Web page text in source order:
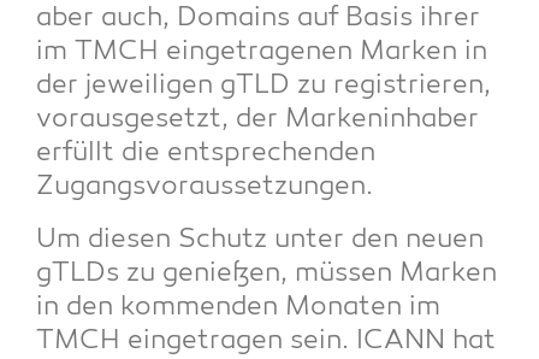
aber auch, Domains auf Basis ihrer
im TMCH ein­ge­tra­ge­nen Mar­ken in
der jewei­li­gen gTLD zu regis­trie­ren,
vor­aus­ge­setzt, der Mar­ken­in­ha­ber
erfüllt die ent­spre­chen­den
Zugangsvoraussetzungen.
Um die­sen Schutz unter den neu­en
gTLDs zu genie­ßen, müs­sen Mar­ken
in den kom­men­den Mona­ten im
TMCH ein­ge­tra­gen sein. ICANN hat